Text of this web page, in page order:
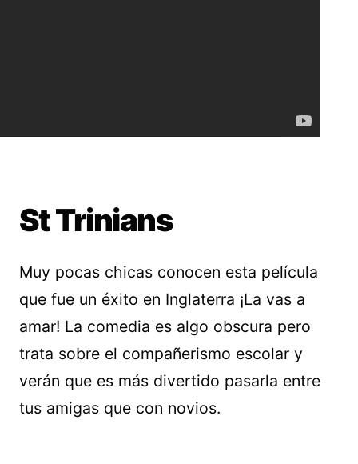
St Trinians
Muy pocas chicas conocen esta película
que fue un éxito en Inglaterra ¡La vas a
amar! La comedia es algo obscura pero
trata sobre el compañerismo escolar y
verán que es más divertido pasarla entre
tus amigas que con novios.